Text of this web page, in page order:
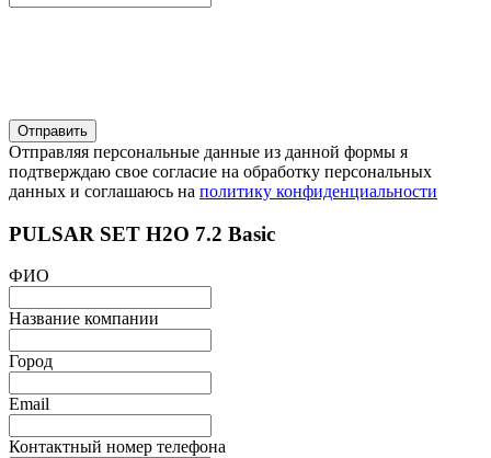
Отправляя персональные данные из данной формы я
подтверждаю свое согласие на обработку персональных
данных и соглашаюсь на политику конфиденциальности
PULSAR SET H2O 7.2 Basic
ФИО
Название компании
Город
Email
Контактный номер телефона